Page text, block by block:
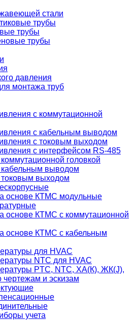
стали
трубы
трубы
трубы
давления
монтажа труб
с коммутационной
с кабельным выводом
с токовым выходом
с интерфейсом RS-485
головкой
выводом
выходом
основе КТМС модульные
основе КТМС с коммутационной
основе КТМС с кабельным
для HVAC
NTC для HVAC
PTС, NTC, ХА(К), ЖК(J),
и эскизам
учета